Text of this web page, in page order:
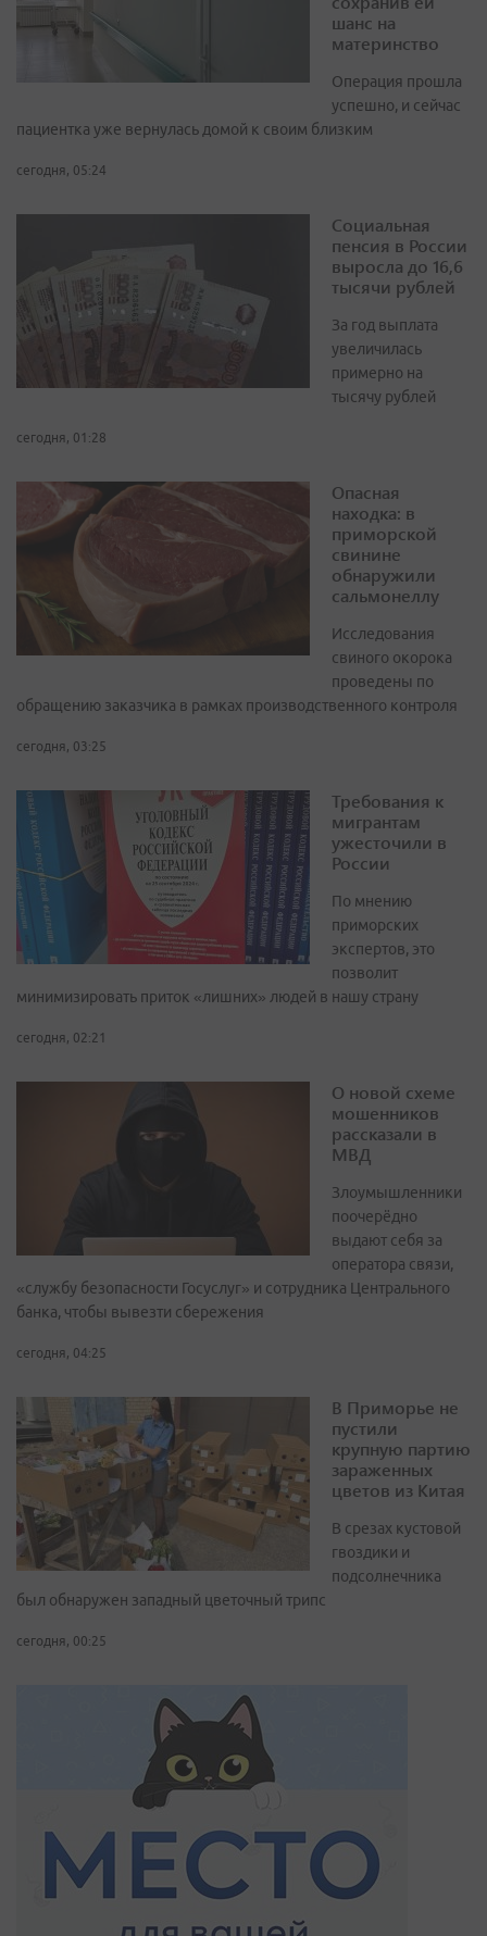
шанс на
материнство
Операция прошла
успешно, и сейчас
пациентка уже вернулась домой к своим близким
сегодня, 05:24
Социальная
пенсия в России
выросла до 16,6
тысячи рублей
За год выплата
увеличилась
примерно на
тысячу рублей
сегодня, 01:28
Опасная
находка: в
приморской
свинине
обнаружили
сальмонеллу
Исследования
свиного окорока
проведены по
обращению заказчика в рамках производственного контроля
сегодня, 03:25
Требования к
мигрантам
ужесточили в
России
По мнению
приморских
экспертов, это
позволит
минимизировать приток «лишних» людей в нашу страну
сегодня, 02:21
О новой схеме
мошенников
рассказали в
МВД
Злоумышленники
поочерёдно
выдают себя за
оператора связи,
«службу безопасности Госуслуг» и сотрудника Центрального
банка, чтобы вывезти сбережения
сегодня, 04:25
В Приморье не
пустили
крупную партию
зараженных
цветов из Китая
В срезах кустовой
гвоздики и
подсолнечника
был обнаружен западный цветочный трипс
сегодня, 00:25